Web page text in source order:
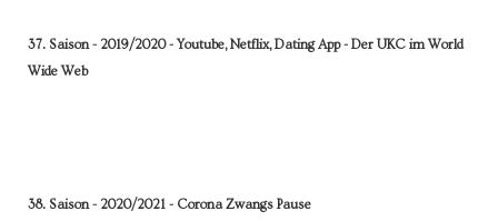
37. Saison - 2019/2020 - Youtube, Netflix, Dating App - Der UKC im World
Wide Web
38. Saison - 2020/2021 - Corona Zwangs Pause